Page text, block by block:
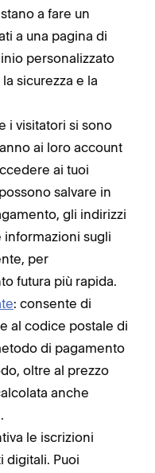
a fare un
a una pagina di
personalizzato
sicurezza e la
i visitatori si sono
ai loro account
ai tuoi
salvare in
gli indirizzi
sugli
per
futura più rapida.
: consente di
al codice postale di
di pagamento
oltre al prezzo
anche
le iscrizioni
digitali. Puoi